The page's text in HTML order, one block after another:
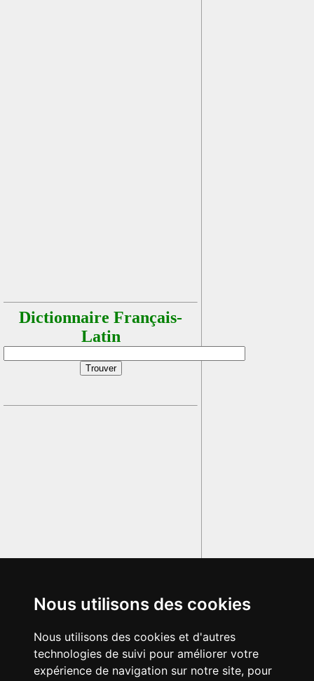
Nous utilisons des cookies
Nous utilisons des cookies et d'autres
technologies de suivi pour améliorer votre
expérience de navigation sur notre site, pour
Dictionnaire Français-
Latin